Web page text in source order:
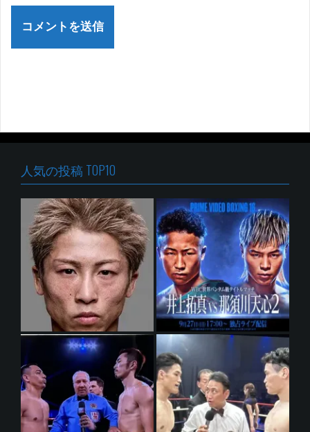
人気の投稿 TOP10